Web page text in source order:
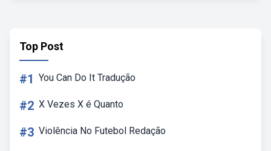
Top Post
#1 You Can Do It Tradução
#2 X Vezes X é Quanto
#3 Violência No Futebol Redação